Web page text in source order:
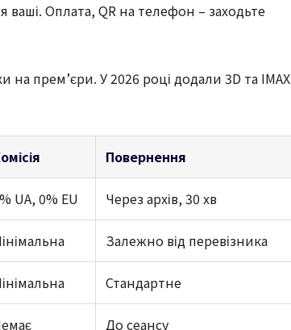
ваші. Оплата, QR на телефон – заходьте
прем’єри. У 2026 році додали 3D та IMAX
Повернення
UA, 0% EU Через архів, 30 хв
Залежно від перевізника
Стандартне
До сеансу